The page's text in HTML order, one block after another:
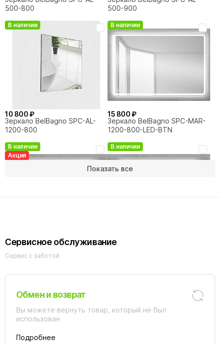
500-800
500-900
В наличии
10 800 ₽
Зеркало BelBagno SPC-AL-
1200-800
В наличии
15 800 ₽
Зеркало BelBagno SPC-MAR-
1200-800-LED-BTN
В наличии
Акция
13 430 ₽ 15 800 ₽
Зеркало BelBagno SPC-GRT-
1200-800-LED-BTN
В наличии
Зеркало BelBagno SPC-GRT-
Показать все
Сервисное обслуживание
Сервис с заботой
Обмен и возврат
Вы можете вернуть товар, который не был
использован
Подробнее